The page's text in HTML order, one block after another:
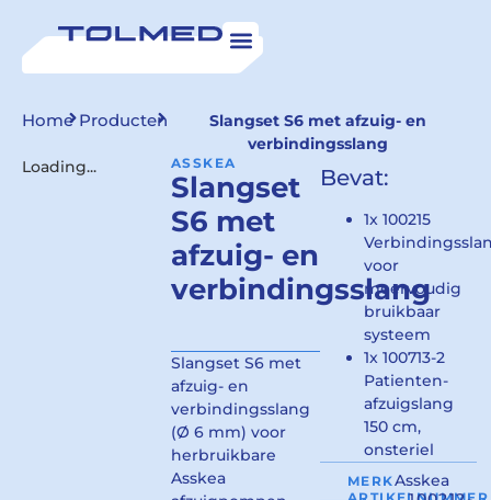
Home Producten
Slangset S6 met afzuig- en
verbindingsslang
Loading...
ASSKEA
Slangset
S6 met
afzuig- en
verbindingsslang
Slangset S6 met
afzuig- en
verbindingsslang
(Ø 6 mm) voor
herbruikbare
Asskea
Bevat:
1x 100215
voor
meervoudig
bruikbaar
systeem
1x 100713-2
Patienten-
afzuigslang
150 cm,
onsteriel
MERKAsskea